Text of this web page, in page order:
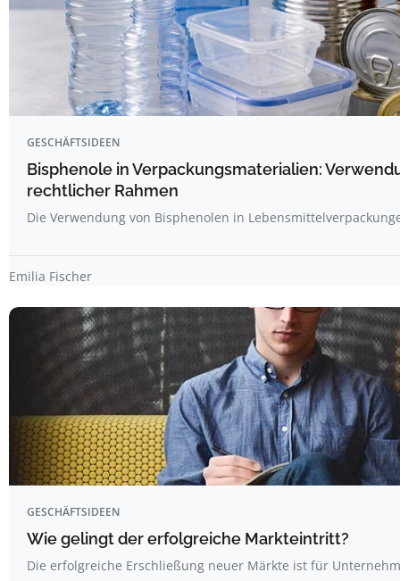
GESCHÄFTSIDEEN
Bisphenole in Verpackungsmaterialien:
rechtlicher Rahmen
Die Verwendung von Bisphenolen in
Emilia Fischer
GESCHÄFTSIDEEN
Wie gelingt der erfolgreiche Markteintritt?
Die erfolgreiche Erschließung neuer Märkte ist für